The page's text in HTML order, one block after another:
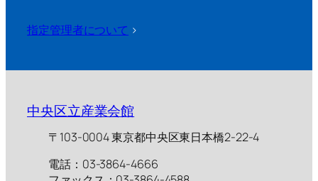
指定管理者について >
中央区立産業会館
〒103-0004 東京都中央区東日本橋2-22-4
電話：03-3864-4666